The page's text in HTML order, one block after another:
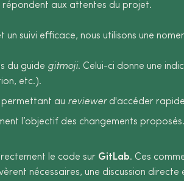
aux attentes du projet.
un suivi efficace, nous utilisons une
du guide gitmoji. Celui-ci donne une
etc.).
permettant au reviewer d'accéder
l’objectif des changements proposés.
le code sur GitLab. Ces
nécessaires, une discussion